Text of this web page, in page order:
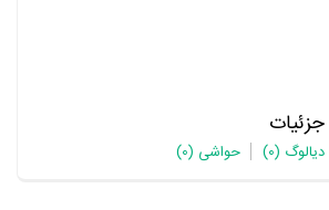
جزئیات
دیالوگ (0) حواشی (0)